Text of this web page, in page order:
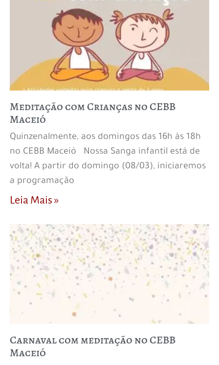
Meditação com Crianças no CEBB
Maceió
Quinzenalmente, aos domingos das 16h às 18h
no CEBB Maceió Nossa Sanga infantil está de
volta! A partir do domingo (08/03), iniciaremos
a programação
Leia Mais »
Carnaval com meditação no CEBB
Maceió